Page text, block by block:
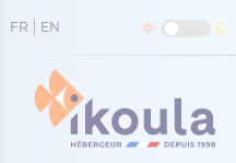
FR EN